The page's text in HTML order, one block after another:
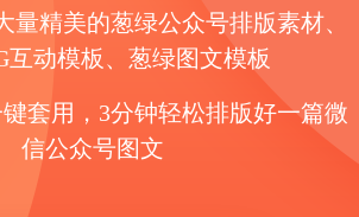
量精美的葱绿公众号排版素材、
互动模板、葱绿图文模板
套用，3分钟轻松排版好一篇微
信公众号图文